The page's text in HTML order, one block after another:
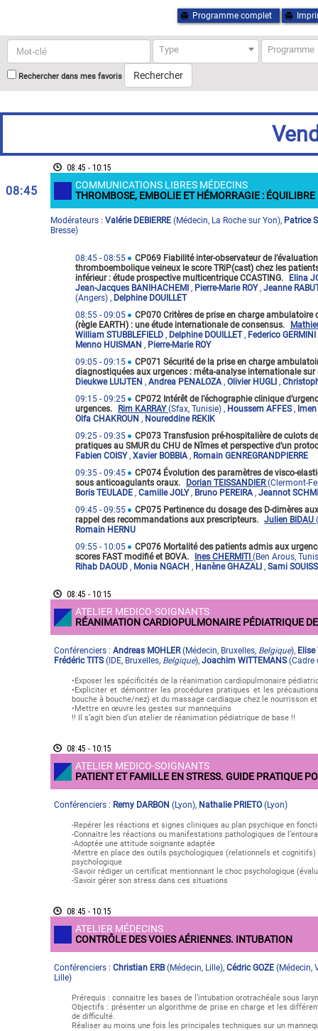
Programme complet
Mot-
:
Type Programme
Rechercher dans mes favoris Rechercher
08:45
08:45 - 10:15
COMMUNICATIONS LIBRES MÉDECINS
THROMBOSE, EMBOLIE ET HÉMORRAGIE :
Modérateurs : Valérie DEBIERRE (Médecin, La Roche sur Yon), Patrice
Bresse)
08:45 - 08:55
CP069 Fiabilité inter-observateur de
thromboembolique veineux le score TRiP(cast) chez les
inférieur : étude prospective multicentrique CCASTING.
Elina
Jean-Jacques BANIHACHEMI , Pierre-Marie ROY, Jeanne
(Angers) , Delphine DOUILLET
08:55 - 09:05
CP070 Critères de prise en charge ambulatoire
(règle EARTH) : une étude internationale de consensus.
William STUBBLEFIELD , Delphine DOUILLET, Federico GERMINI
Menno HUISMAN , Pierre-Marie ROY
09:05 - 09:15
CP071 Sécurité de la prise en charge
diagnostiquées aux urgences : méta-analyse internationale
Dieukwe LUIJTEN , Andrea PENALOZA, Olivier HUGLI ,
09:15 - 09:25
CP072 Intérêt de l’échographie clinique
urgences.
Rim KARRAY(Sfax, Tunisie) , Houssem AFFES,
Olfa CHAKROUN , Noureddine REKIK
09:25 - 09:35
CP073 Transfusion pré-hospitalière de culots
pratiques au SMUR du CHU de Nîmes et perspective d’un
Fabien COISY, Xavier BOBBIA, Romain GENREGRANDPIERRE
09:35 - 09:45
CP074 Évolution des paramètres de visco-
sous anticoagulants oraux.
Dorian TEISSANDIER(Clermont-
Boris TEULADE , Camille JOLY, Bruno PEREIRA, Jeannot
09:45 - 09:55
CP075 Pertinence du dosage des D-dimères
rappel des recommandations aux prescripteurs. Julien BIDAU
Romain HERNU
09:55 - 10:05
CP076 Mortalité des patients admis aux
scores FAST modifié et BOVA.
Ines CHERMITI (Ben Arous,
Rihab DAOUD , Monia NGACH , Hanène GHAZALI , Sami
08:45 - 10:15
ATELIER MEDICO-SOIGNANTS
RÉANIMATION CARDIOPULMONAIRE PÉDIATRIQUE
Conférenciers : Andreas MOHLER(Médecin, Bruxelles, Belgique), Elise
Frédéric TITS( IDE, Bruxelles, Belgique), Joachim WITTEMANS(Cadre
•Exposer les spécificités de la réanimation cardiopulmonaire
•Expliciter et démontrer les procédures pratiques et les
bouche à bouche/nez) et du massage cardiaque chez le nourrisson et
•Mettre en œuvre les gestes sur mannequins
!! Il s’agit bien d’un atelier de réanimation pédiatrique de base !!
08:45 - 10:15
ATELIER MEDICO-SOIGNANTS
PATIENT ET FAMILLE EN STRESS. GUIDE PRATIQUE
Conférenciers : Remy DARBON (Lyon), Nathalie PRIETO (Lyon)
-Repérer les réactions et signes cliniques au plan psychique en
-Connaitre les réactions ou manifestations pathologiques de
-Adoptée une attitude soignante adaptée
-Mettre en place des outils psychologiques (relationnels et cognitifs)
psychologique
-Savoir rédiger un certificat mentionnant le choc psychologique
-Savoir gérer son stress dans ces situations
08:45 - 10:15
ATELIER MÉDECINS
CONTRÔLE DES VOIES AÉRIENNES. INTUBATION
Conférenciers : Christian ERB(Médecin, Lille), Cédric GOZE (Médecin,
Lille)
Prérequis : connaitre les bases de l’intubation orotrachéale sous
Objectifs : présenter un algorithme de prise en charge et les
de difficulté.
Réaliser au moins une fois les principales techniques sur un